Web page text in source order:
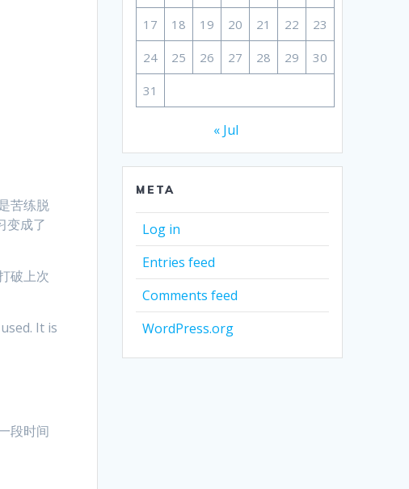
苦练脱
变成了
破上次
It is
段时间
17 18 19 20 21 22 23
24 25 26 27 28 29 30
31
« Jul
META
Log in
Entries feed
Comments feed
WordPress.org